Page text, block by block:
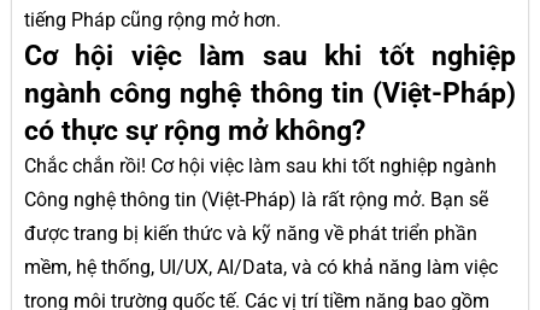
tiếng Pháp cũng rộng mở hơn.
Cơ hội việc làm sau khi tốt nghiệp
ngành công nghệ thông tin (Việt-Pháp)
có thực sự rộng mở không?
Chắc chắn rồi! Cơ hội việc làm sau khi tốt nghiệp ngành
Công nghệ thông tin (Việt-Pháp) là rất rộng mở. Bạn sẽ
được trang bị kiến thức và kỹ năng về phát triển phần
mềm, hệ thống, UI/UX, AI/Data, và có khả năng làm việc
trong môi trường quốc tế. Các vị trí tiềm năng bao gồm